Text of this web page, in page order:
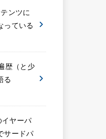
ンツに
っている
歴（と少
る
イヤーパ
サードパ